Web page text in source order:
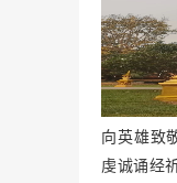
向英雄致
虔诚诵经